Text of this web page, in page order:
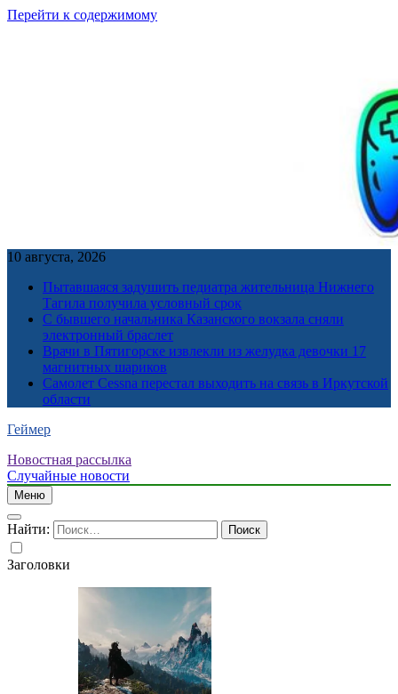
Перейти к содержимому
10 августа, 2026
Пытавшаяся задушить педиатра жительница Нижнего
Тагила получила условный срок
С бывшего начальника Казанского вокзала сняли
электронный браслет
Врачи в Пятигорске извлекли из желудка девочки 17
магнитных шариков
Самолет Cessna перестал выходить на связь в Иркутской
области
Геймер
Новостная рассылка
Случайные новости
Меню
Найти:
Заголовки